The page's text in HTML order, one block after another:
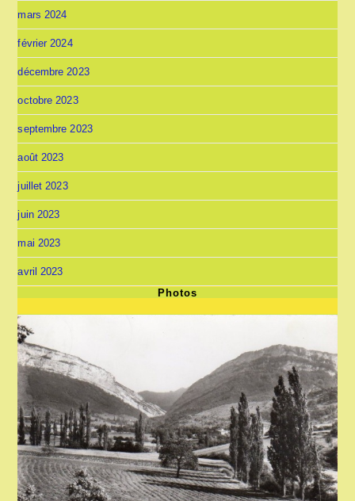
mars 2024
février 2024
décembre 2023
octobre 2023
septembre 2023
août 2023
juillet 2023
juin 2023
mai 2023
avril 2023
Photos